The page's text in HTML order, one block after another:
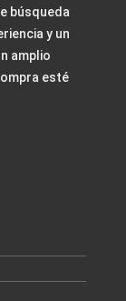
búsqueda
y un
amplio
esté